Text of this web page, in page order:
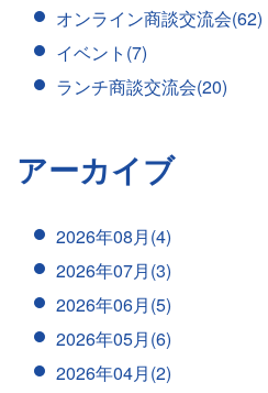
オンライン商談交流会(62)
イベント(7)
ランチ商談交流会(20)
アーカイブ
2026年08月(4)
2026年07月(3)
2026年06月(5)
2026年05月(6)
2026年04月(2)